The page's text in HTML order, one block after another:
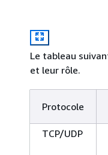
Le tableau
et leur rôle.
Protocole
TCP/UDP